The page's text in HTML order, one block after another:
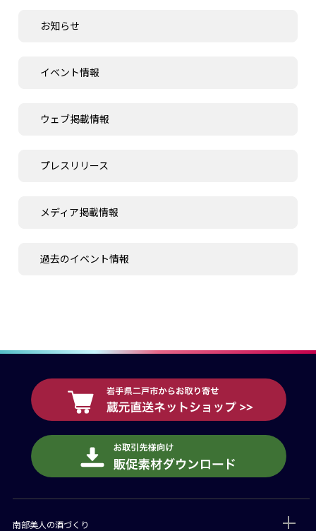
お知らせ
イベント情報
ウェブ掲載情報
プレスリリース
メディア掲載情報
過去のイベント情報
南部美人の酒づくり